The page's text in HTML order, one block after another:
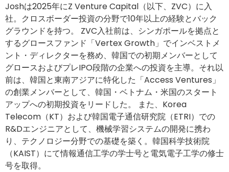
Joshは2025年にZ Venture Capital（以下、ZVC）に入
社。クロスボーダー投資の分野で10年以上の経験とバック
グラウンドを持つ。 ZVC入社前は、シンガポールを拠点と
するグロースファンド「Vertex Growth」でインベストメ
ント・ディレクターを務め、韓国での初期メンバーとして
グロースおよびプレIPO段階の企業への投資を主導。それ以
前は、韓国と東南アジアに特化した「Access Ventures」
の創業メンバーとして、韓国・ベトナム・米国のスタート
アップへの初期投資をリードした。 また、Korea
Telecom（KT）および韓国電子通信研究院（ETRI）での
R&Dエンジニアとして、機械学習システムの開発に携わ
り、テクノロジー分野での基礎を築く。韓国科学技術院
（KAIST）にて情報通信工学の学士号と電気電子工学の修士
号を取得。